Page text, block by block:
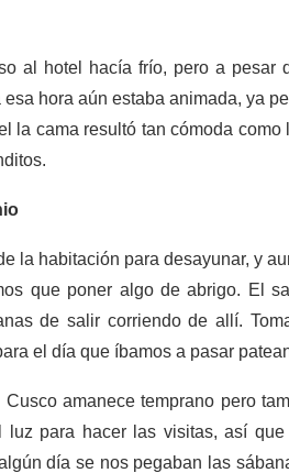
al hotel hacía frío, pero a
esa hora aún estaba animada, ya
la cama resultó tan cómoda
la habitación para desayunar, y
que poner algo de abrigo. El
de salir corriendo de allí.
el día que íbamos a pasar
Cusco amanece temprano pero
luz para hacer las visitas, así
día se nos pegaban las